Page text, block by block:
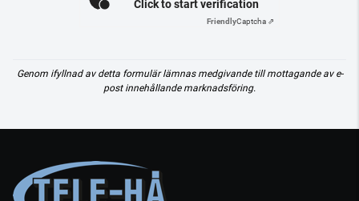
Click to start verification
FriendlyCaptcha ⇗
Genom ifyllnad av detta formulär lämnas medgivande till mottagande av e-
post innehållande marknadsföring.